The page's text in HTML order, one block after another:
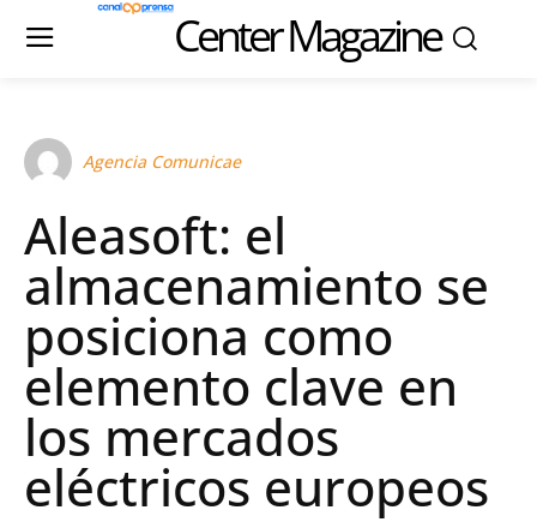
Center Magazine
Agencia Comunicae
Aleasoft: el
almacenamiento se
posiciona como
elemento clave en
los mercados
eléctricos europeos